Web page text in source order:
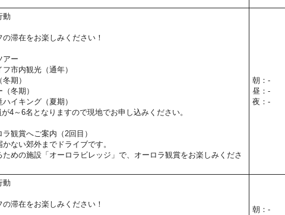
動
滞在をお楽しみください！
アー
フ市内観光（通年）
期）
冬期）
ハイキング（夏期）
4～6名となりますので現地でお申し込みください。
ラ観賞へご案内（2回目）
ない郊外までドライブです。
ための施設「オーロラビレッジ」で、オーロラ観賞をお楽しみくださ
朝：-
昼：-
夜：-
動
滞在をお楽しみください！
朝：-